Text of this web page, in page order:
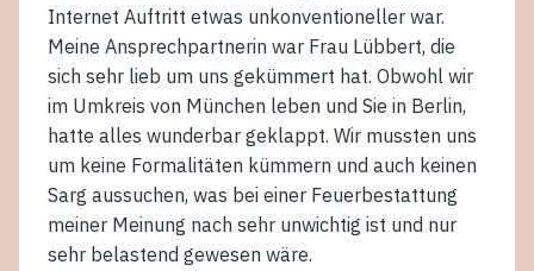
Internet Auftritt etwas unkonventioneller war.
Meine Ansprechpartnerin war Frau Lübbert, die
sich sehr lieb um uns gekümmert hat. Obwohl wir
im Umkreis von München leben und Sie in Berlin,
hatte alles wunderbar geklappt. Wir mussten uns
um keine Formalitäten kümmern und auch keinen
Sarg aussuchen, was bei einer Feuerbestattung
meiner Meinung nach sehr unwichtig ist und nur
sehr belastend gewesen wäre.